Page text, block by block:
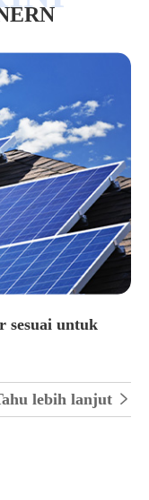
sesuai untuk
lebih lanjut 